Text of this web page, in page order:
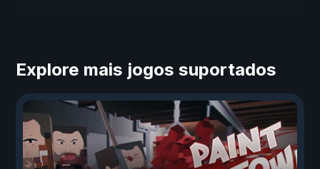
Explore mais jogos suportados